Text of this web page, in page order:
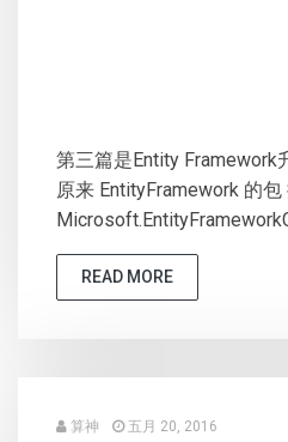
第三篇是Entity Framework
原来 EntityFramework 的包
READ MORE
算神 五月 20, 2016